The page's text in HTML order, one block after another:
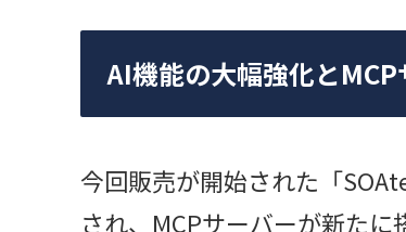
AI機能の大幅強化と
今回販売が開始された「
され、MCPサーバーが新た